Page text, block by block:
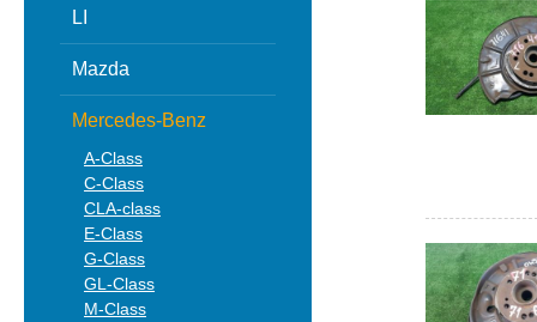
LI
Mazda
Mercedes-Benz
A-Class
C-Class
CLA-class
E-Class
G-Class
GL-Class
M-Class